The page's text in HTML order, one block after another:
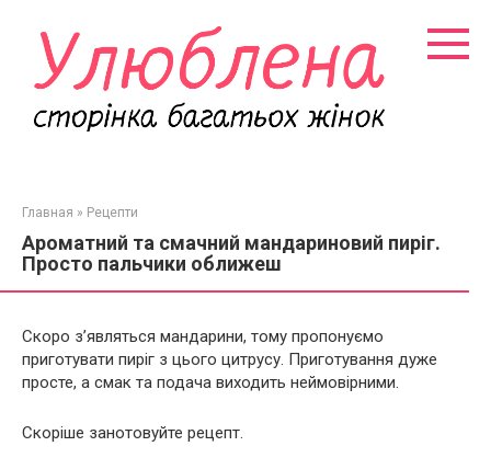
контенту
Главная » Рецепти
Ароматний та смачний мандариновий пиріг.
Просто пальчики оближеш
Скоро з’являться мандарини, тому пропонуємо
приготувати пиріг з цього цитрусу. Приготування дуже
просте, а смак та подача виходить неймовірними.
Скоріше занотовуйте рецепт.